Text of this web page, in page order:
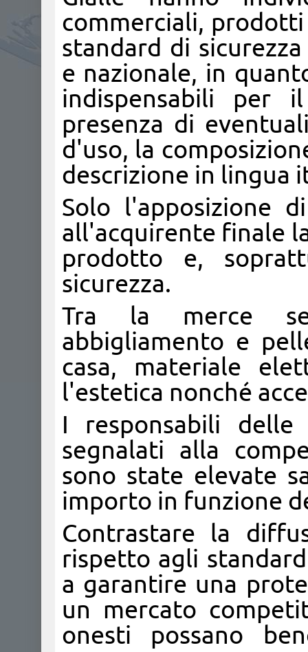
commerciali,
standard di
e nazionale, in
indispensabili per
presenza di
d'uso, la
descrizione in lingua
Solo l'apposizione
all'acquirente finale
prodotto e,
sicurezza.
Tra la merce
abbigliamento e
casa, materiale
l'estetica nonché
I responsabili
segnalati alla
sono state elevate
importo in funzione
Contrastare la
rispetto agli
a garantire una
un mercato
onesti possano